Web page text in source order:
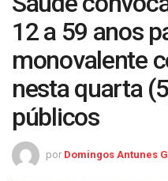
12 a 59 anos
monovalente
nesta quarta
públicos
por Domingos Antunes